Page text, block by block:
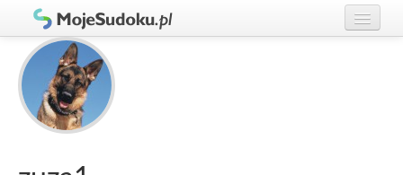
Graj w Sudoku!
Zasady Sudoku
Rankingi